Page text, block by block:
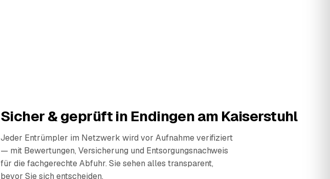
Sicher & geprüft in Endingen am Kaiserstuhl
Jeder Entrümpler im Netzwerk wird vor Aufnahme verifiziert
— mit Bewertungen, Versicherung und Entsorgungsnachweis
für die fachgerechte Abfuhr. Sie sehen alles transparent,
bevor Sie sich entscheiden.